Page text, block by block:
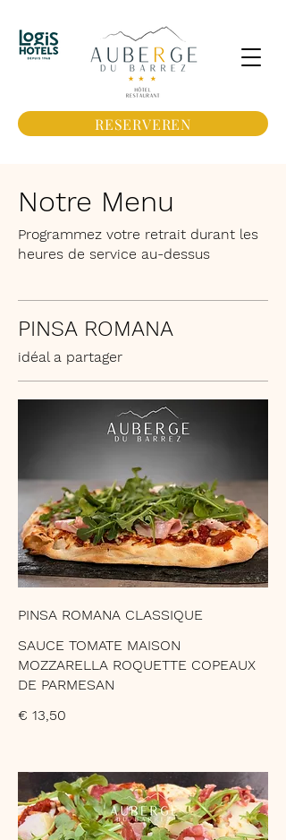
RESERVEREN
Notre Menu
Programmez votre retrait durant les
heures de service au-dessus
PINSA ROMANA
idéal a partager
PINSA ROMANA CLASSIQUE
SAUCE TOMATE MAISON
MOZZARELLA ROQUETTE COPEAUX
DE PARMESAN
€ 13,50